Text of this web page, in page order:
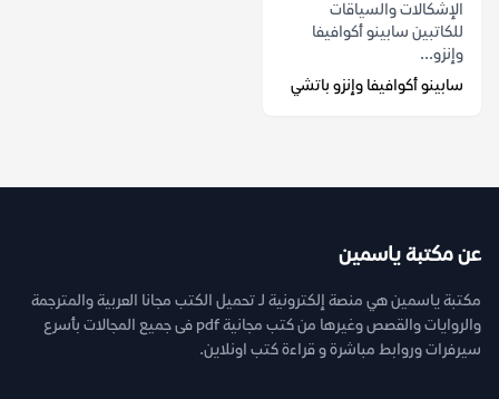
الإشكالات والسياقات
للكاتبين سابينو أكوافيفا
وإنزو...
سابينو أكوافيفا وإنزو باتشي
عن مكتبة ياسمين
مكتبة ياسمين هي منصة إلكترونية لـ تحميل الكتب مجانا العربية والمترجمة
والروايات والقصص وغيرها من كتب مجانية pdf فى جميع المجالات بأسرع
سيرفرات وروابط مباشرة و قراءة كتب اونلاين.